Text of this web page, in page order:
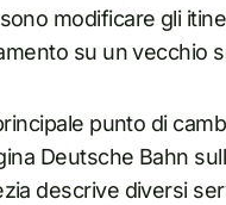
modificare gli
su un vecchio
punto di
Deutsche Bahn
descrive diversi